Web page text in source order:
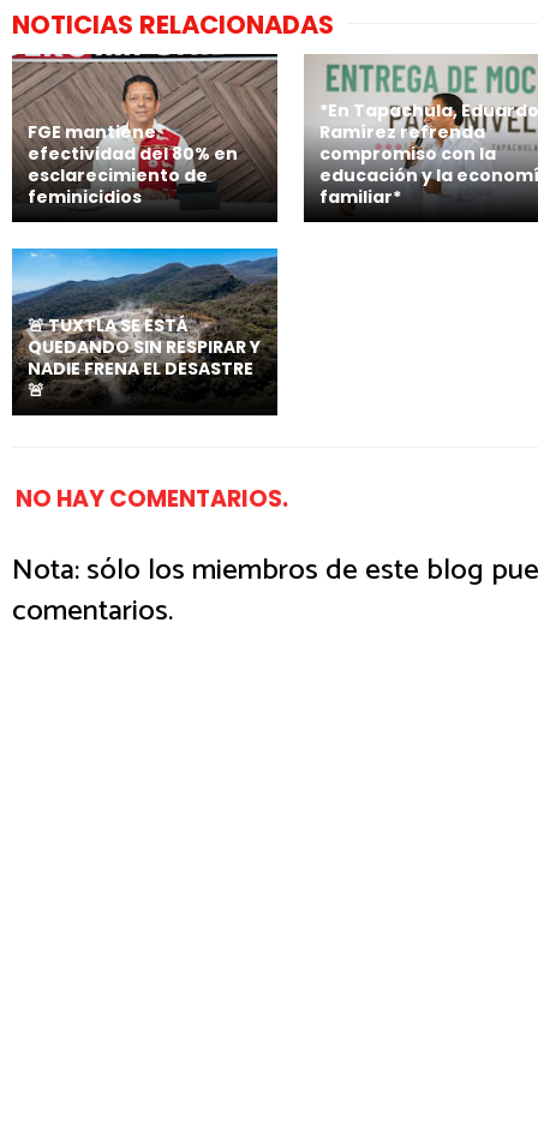
NOTICIAS RELACIONADAS
FGE mantiene
efectividad del 80% en
esclarecimiento de
feminicidios
*En Tapachula, Eduardo
Ramírez refrenda
compromiso con la
educación y la
familiar*
🚨 TUXTLA SE ESTÁ
QUEDANDO SIN RESPIRAR Y
NADIE FRENA EL DESASTRE
🚨
NO HAY COMENTARIOS.
Nota: sólo los miembros de este blog
comentarios.